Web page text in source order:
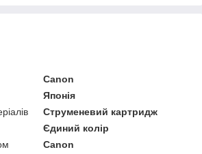
Canon
Японія
Струменевий картридж
Єдиний колір
Canon